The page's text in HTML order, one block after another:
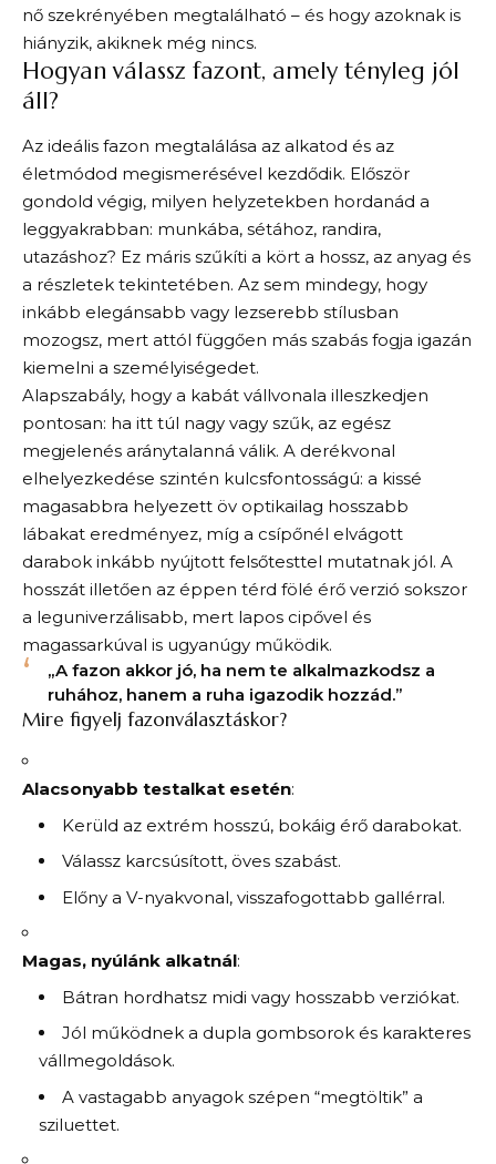
nő szekrényében megtalálható – és hogy azoknak is
hiányzik, akiknek még nincs.
Hogyan válassz fazont, amely tényleg jól
áll?
Az ideális fazon megtalálása az alkatod és az
életmódod megismerésével kezdődik. Először
gondold végig, milyen helyzetekben hordanád a
leggyakrabban: munkába, sétához, randira,
utazáshoz? Ez máris szűkíti a kört a hossz, az anyag és
a részletek tekintetében. Az sem mindegy, hogy
inkább elegánsabb vagy lezserebb stílusban
mozogsz, mert attól függően más szabás fogja igazán
kiemelni a személyiségedet.
Alapszabály, hogy a kabát vállvonala illeszkedjen
pontosan: ha itt túl nagy vagy szűk, az egész
megjelenés aránytalanná válik. A derékvonal
elhelyezkedése szintén kulcsfontosságú: a kissé
magasabbra helyezett öv optikailag hosszabb
lábakat eredményez, míg a csípőnél elvágott
darabok inkább nyújtott felsőtesttel mutatnak jól. A
hosszát illetően az éppen térd fölé érő verzió sokszor
a leguniverzálisabb, mert lapos cipővel és
magassarkúval is ugyanúgy működik.
„A fazon akkor jó, ha nem te alkalmazkodsz a
ruhához, hanem a ruha igazodik hozzád.”
Mire figyelj fazonválasztáskor?
Alacsonyabb testalkat esetén:
Kerüld az extrém hosszú, bokáig érő darabokat.
Válassz karcsúsított, öves szabást.
Előny a V-nyakvonal, visszafogottabb gallérral.
Magas, nyúlánk alkatnál:
Bátran hordhatsz midi vagy hosszabb verziókat.
Jól működnek a dupla gombsorok és karakteres
vállmegoldások.
A vastagabb anyagok szépen “megtöltik” a
sziluettet.